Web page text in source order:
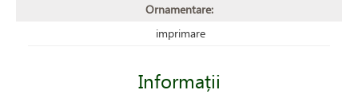
Ornamentare:
imprimare
Informații